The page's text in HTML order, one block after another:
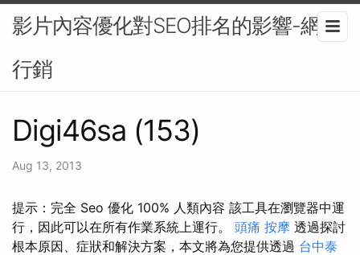
影片內容優化對SEO排名的影響-網路
行銷
Digi46sa (153)
Aug 13, 2013
提示：完全 Seo 優化 100% 人類內容 該工具在瀏覽器中運
行，因此可以在所有作業系統上運行。 頭痛 按摩 透過探討
根本原因、症狀和解決方案，本文將為您提供透過 台中泰